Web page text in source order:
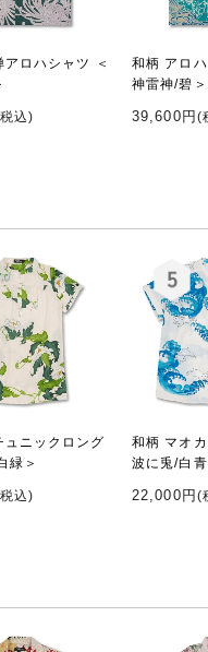
ロハシャツ ＜
込)
和柄 アロ
神雷神/碧＞
39,600円 (
ュニックロング
緑＞
込)
和柄 マオ
波に兎/白青
22,000円 (